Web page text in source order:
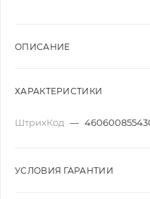
ОПИСАНИЕ
ХАРАКТЕРИСТИКИ
ШтрихКод —
УСЛОВИЯ ГАРАНТИИ